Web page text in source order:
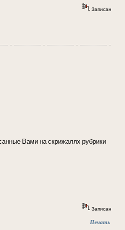
Записан
Вами на скрижалях рубрики
Записан
Печать